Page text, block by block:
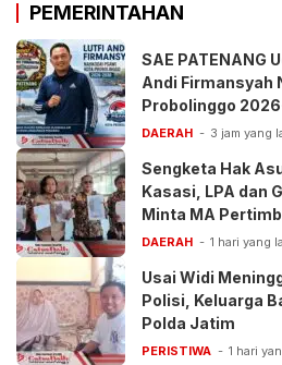
PEMERINTAHAN
SAE PATENANG
Andi Firmansyah
Probolinggo
DAERAH 3 jam yang
Sengketa Hak
Kasasi, LPA dan
Minta MA
Anak
DAERAH 1 hari yang
Usai Widi
Polisi, Keluarga
Polda Jatim
PERISTIWA 1 hari